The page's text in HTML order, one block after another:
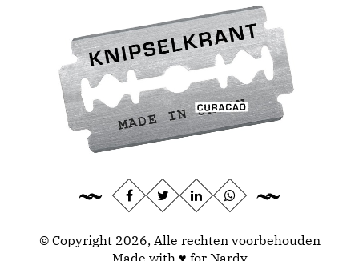
© Copyright 2026, Alle rechten voorbehouden
Made with ♥ for Nardy